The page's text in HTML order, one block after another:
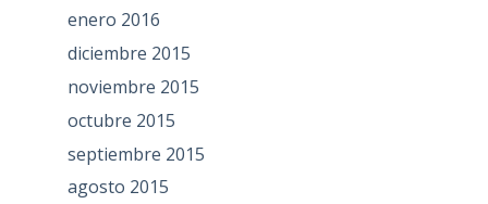
enero 2016
diciembre 2015
noviembre 2015
octubre 2015
septiembre 2015
agosto 2015